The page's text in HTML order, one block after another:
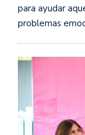
para ayudar
problemas